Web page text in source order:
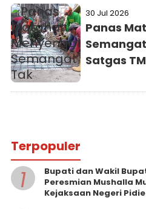
30 Jul 2026
Panas
Satgas
Kebut
Terpopuler
1
Bupati dan Wakil
Peresmian Mushalla
Kejaksaan Negeri